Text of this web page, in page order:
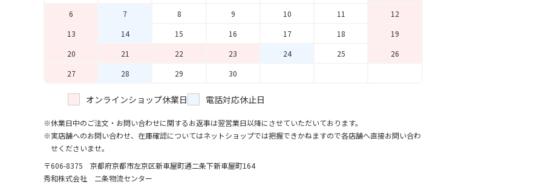
6
7 8 9 10 11
12
13
14 15 16 17 18
19
20
21 22 23 24 25
26
27
28 29 30
オンラインショップ休業日 電話対応休止日
休業日中のご注文・お問い合わせに関するお返事は翌営業日以降にさせていただいております。
実店舗へのお問い合わせ、在庫確認についてはネットショップでは把握できかねますので各店舗へ直接お問い合わ
せくださいませ。
〒606-8375 京都府京都市左京区新車屋町通二条下新車屋町164
秀和株式会社 二条物流センター